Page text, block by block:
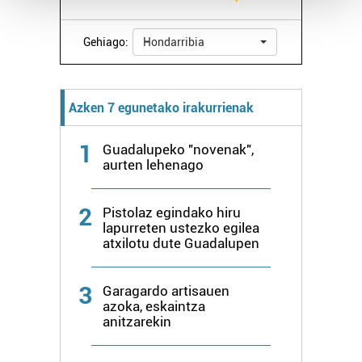
Guk eta gure bazkideek zure datu pertsonalak
prozesatzen ditugu, zure IP zenbakia, besteak beste,
pertsonalizatuak eskaintzeko, iragarkiak eta edukia
neurtzeko, jendeari buruzko informazioa biltzeko eta
produktuak garatzeko. Zure datuak nork eta zertarako
erabiltzen dituen hauta dezakezu.
Bazkide batzuek ez dizute baimenik eskatzen, eta beren
interes komertzial legitimoetan babesten dira. Ikusi gure
bazkideen zerrenda, beren ustez zein helburutarako
duten interes legitimoa eta horren aurka nola egin
dezakezun ikusteko.
Lortu zure datu pertsonalak prozesatzeko moduari
buruzko informazio gehiago eta ezarri zure lehentasunak
datuen atalean. Edozein unetan alda edo ken dezakezu
Gehiago: Hondarribia
Azken 7 egunetako irakurrienak
1
Guadalupeko "novenak",
aurten lehenago
2
Pistolaz egindako hiru
lapurreten ustezko egilea
atxilotu dute Guadalupen
3
Garagardo artisauen
azoka, eskaintza
anitzarekin